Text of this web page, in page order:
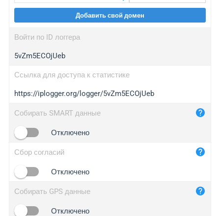
wl.gl
ed.tc
iplogger.com
maper.info
2no.co
yip.su
iplogger.info
Добавить свой домен
Войти по ID логгера
5vZm5ECOjUeb
Ссылка для доступа к статистике
https://iplogger.org/logger/5vZm5ECOjUeb
Собирать SMART данные
Отключено
Сбор согласий
Отключено
Собирать GPS данные
Отключено